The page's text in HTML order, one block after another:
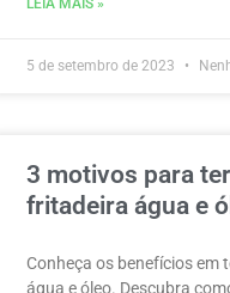
5 de setembro de 2023
3 motivos para
fritadeira água e
Conheça os benefícios em
água e óleo. Descubra